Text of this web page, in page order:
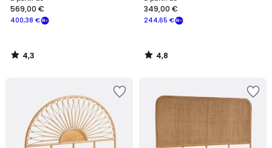
à
partir
569,00
€
programme
payer
400,38 €
569,00 €
4,3
/
244,65 €
349,00 €
4,8
/